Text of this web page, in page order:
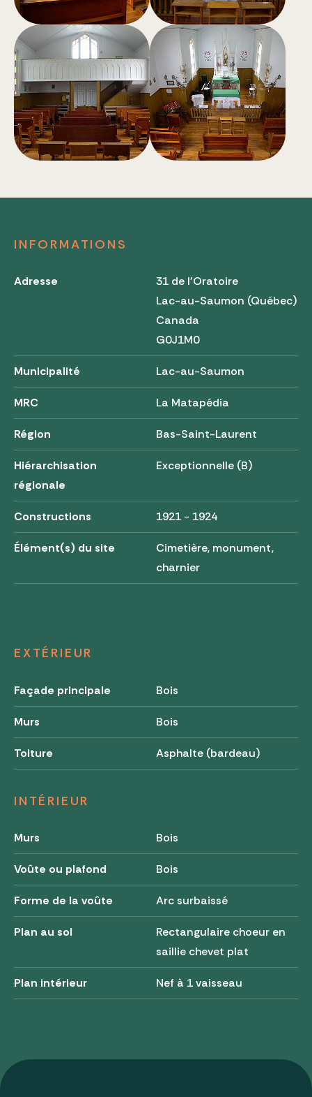
INFORMATIONS
Adresse
31 de l'Oratoire
Lac-au-Saumon (Québec)
Canada
G0J1M0
Municipalité Lac-au-Saumon
MRC La Matapédia
Région Bas-Saint-Laurent
Hiérarchisation
régionale
Exceptionnelle (B)
Constructions 1921 - 1924
Élément(s) du site
Cimetière, monument,
charnier
EXTÉRIEUR
Façade principale Bois
Murs Bois
Toiture Asphalte (bardeau)
INTÉRIEUR
Murs Bois
Voûte ou plafond Bois
Forme de la voûte Arc surbaissé
Plan au sol
Rectangulaire choeur en
saillie chevet plat
Plan intérieur Nef à 1 vaisseau